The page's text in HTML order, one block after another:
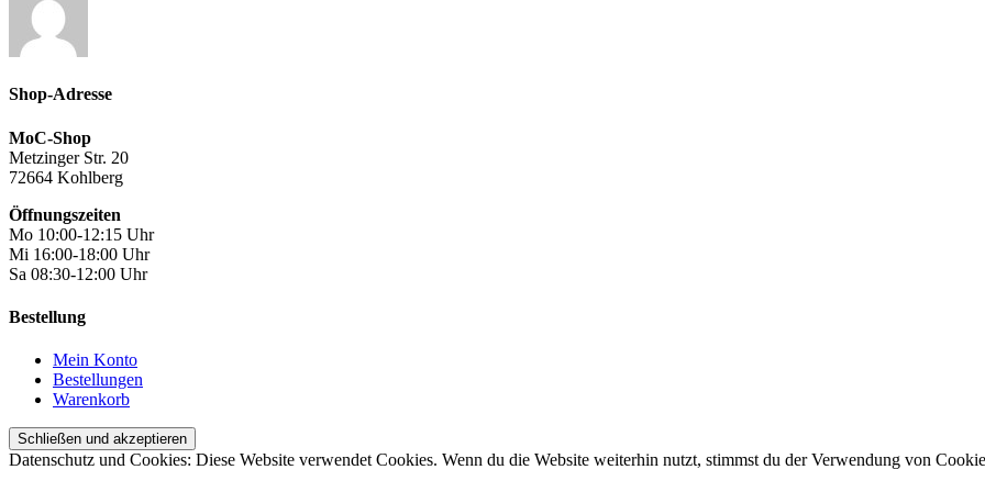
Shop-Adresse
MoC-Shop
Metzinger Str. 20
72664 Kohlberg
Öffnungszeiten
Mo 10:00-12:15 Uhr
Mi 16:00-18:00 Uhr
Sa 08:30-12:00 Uhr
Bestellung
Mein Konto
Bestellungen
Warenkorb
Datenschutz und Cookies: Diese Website verwendet Cookies. Wenn du die Website weiterhin nutzt, stimmst du der Verwendung von